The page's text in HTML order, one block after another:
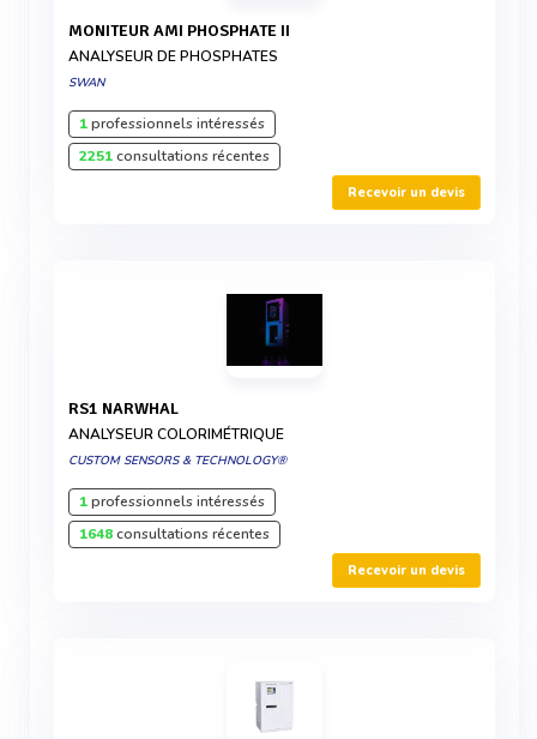
MONITEUR AMI PHOSPHATE II
ANALYSEUR DE PHOSPHATES
SWAN
1professionnels intéressés
2251consultations récentes
Recevoir un devis
RS1 NARWHAL
ANALYSEUR COLORIMÉTRIQUE
CUSTOM SENSORS & TECHNOLOGY®
1professionnels intéressés
1648consultations récentes
Recevoir un devis